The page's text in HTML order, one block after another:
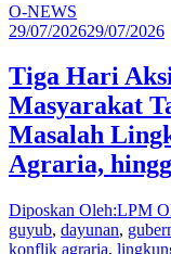
O-NEWS
29/07/202629/07/2026
Tiga Hari
Masyarakat
Masalah
Agraria,
Diposkan Oleh:LPM
guyub, dayunan,
konflik agraria,